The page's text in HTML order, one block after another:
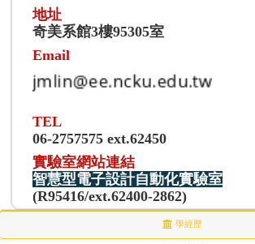
地址
奇美系館3樓95305室
Email
TEL
06-2757575 ext.62450
實驗室網站連結
智慧型電子設計自動化實驗室
(R95416/ext.62400-2862)
學經歷